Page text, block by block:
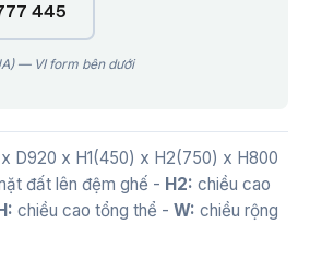
445
— VI form bên dưới
D920 x H1(450) x H2(750) x H800
đất lên đệm ghế - H2: chiều cao
H: chiều cao tổng thể - W: chiều rộng